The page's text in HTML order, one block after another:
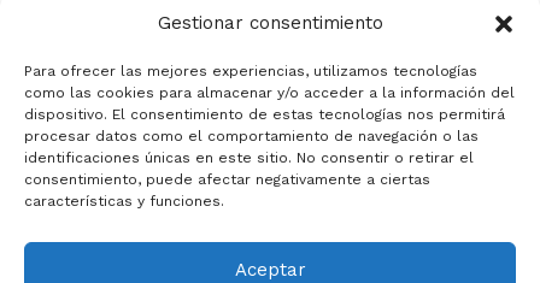
Gestionar consentimiento
Para ofrecer las mejores experiencias, utilizamos tecnologías
como las cookies para almacenar y/o acceder a la información del
dispositivo. El consentimiento de estas tecnologías nos permitirá
procesar datos como el comportamiento de navegación o las
identificaciones únicas en este sitio. No consentir o retirar el
consentimiento, puede afectar negativamente a ciertas
características y funciones.
Aceptar
Política de Cookies
Contacto